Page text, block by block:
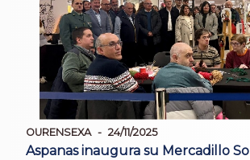
OURENSEXA 24/11/2025
Aspanas inaugura su Mercadillo